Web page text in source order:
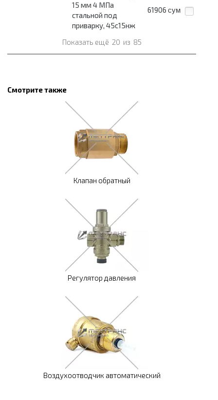
15 мм 4 МПа
стальной под
приварку, 45с15нж
61906 сум
Показать ещё 20 из 85
Смотрите также
Клапан обратный
Регулятор давления
Воздухоотводчик автоматический